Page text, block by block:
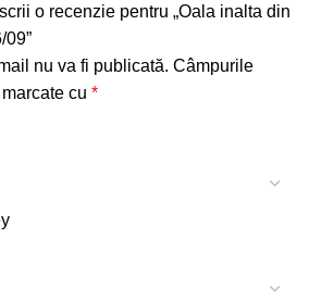
o recenzie pentru „Oala inalta din
09”
nu va fi publicată. Câmpurile
cu *